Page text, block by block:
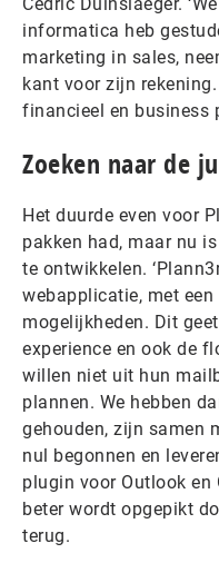
informatica heb
marketing in sales,
kant voor zijn
financieel en business
Zoeken naar de
Het duurde even voor
pakken had, maar nu
te ontwikkelen.
webapplicatie, met
mogelijkheden. Dit
experience en ook de
willen niet uit hun
plannen. We hebben
gehouden, zijn samen
nul begonnen en
plugin voor Outlook en
beter wordt opgepikt
terug.